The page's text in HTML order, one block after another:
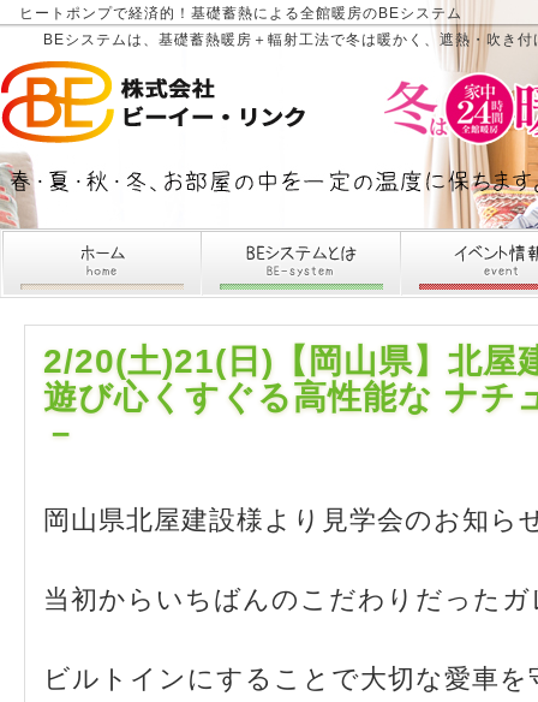
ヒートポンプで経済的！基礎蓄熱による全館暖房のBEシステム
BEシステムは、基礎蓄熱暖房＋輻射工法で冬は暖かく、遮熱・吹き
2/20(土)21(日)【岡山県】北屋
遊び心くすぐる高性能な ナチ
－
岡山県北屋建設様より見学会のお知ら
当初からいちばんのこだわりだったガ
ビルトインにすることで大切な愛車